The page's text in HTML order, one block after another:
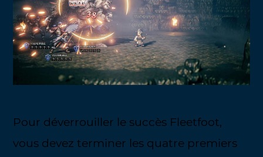
Pour déverrouiller le succès Fleetfoot,
vous devez terminer les quatre premiers